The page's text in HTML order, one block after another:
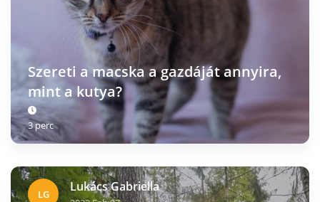
Szereti a macska a gazdáját annyira,
mint a kutya?
3 perc
LG Lukács Gabriella